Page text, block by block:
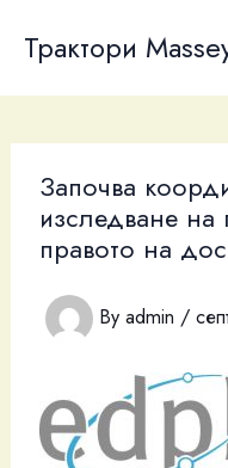
content
Трактори
Започва
изследване
правото на
By admin /